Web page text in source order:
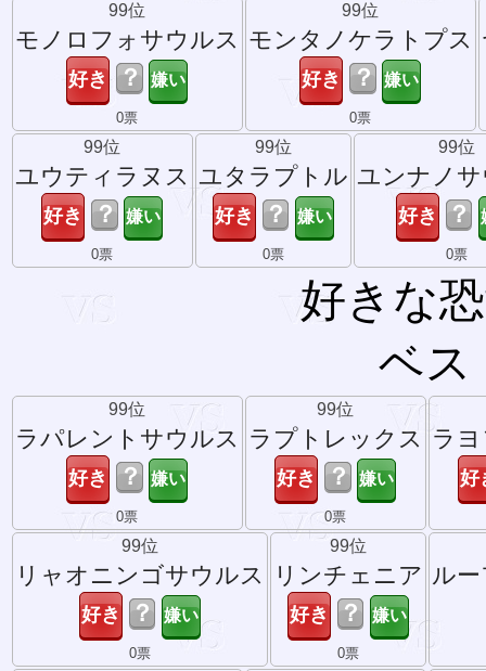
99位
モノロフォサウルス
？
0票
99位
モンタノケラトプス
？
0票
99位
ユウティラヌス
？
0票
99位
ユタラプトル
？
0票
99位
ユンナノ
？
0票
好きな
ベス
99位
ラパレントサウルス
？
0票
99位
ラプトレックス
？
0票
ラ
99位
リャオニンゴサウルス
？
0票
99位
リンチェニア
？
0票
ル